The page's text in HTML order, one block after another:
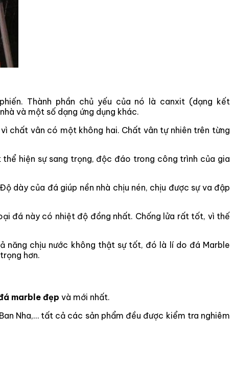
Thành phần chủ yếu của nó là canxit (dạng kết
và một số dạng ứng dụng khác.
chất vân có một không hai. Chất vân tự nhiên trên từng
hiện sự sang trọng, độc đáo trong công trình của gia
dày của đá giúp nền nhà chịu nén, chịu được sự va đập
đá này có nhiệt độ đồng nhất. Chống lửa rất tốt, vì thế
năng chịu nước không thật sự tốt, đó là lí do đá Marble
hơn.
marble đẹp và mới nhất.
Nha,… tất cả các sản phẩm đều được kiểm tra nghiêm